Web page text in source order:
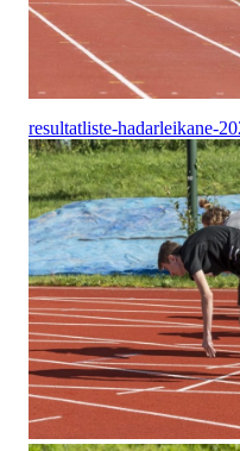
resultatliste-hadarleikane-